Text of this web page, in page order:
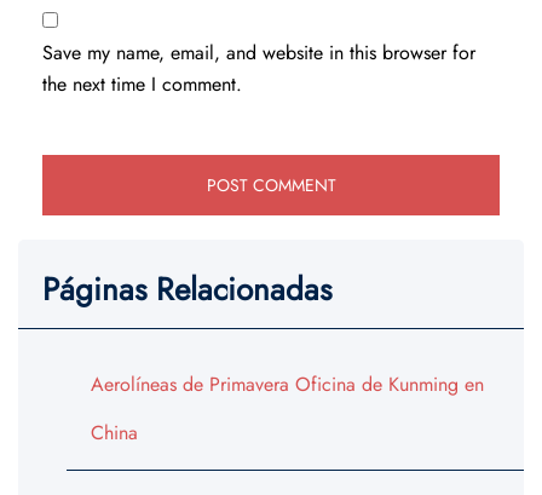
Save my name, email, and website in this browser for
the next time I comment.
Páginas Relacionadas
Aerolíneas de Primavera Oficina de Kunming en
China